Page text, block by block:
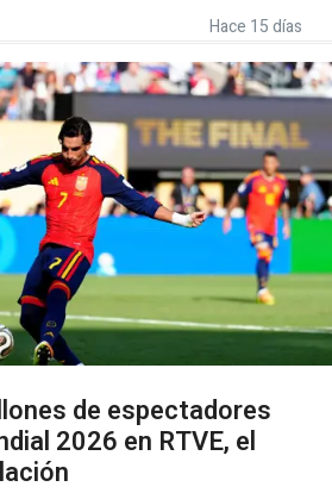
Hace 15 días
de espectadores
2026 en RTVE, el